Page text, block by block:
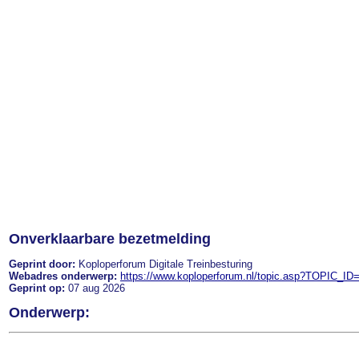
Onverklaarbare bezetmelding
Geprint door: Koploperforum Digitale Treinbesturing
Webadres onderwerp: https://www.koploperforum.nl/
Geprint op: 07 aug 2026
Onderwerp: